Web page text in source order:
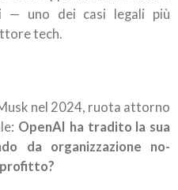
— uno dei casi legali più
tech.
nel 2024, ruota attorno
OpenAI ha tradito la sua
da organizzazione no-